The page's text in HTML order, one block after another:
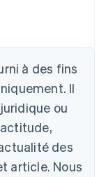
à des fins
Il
ou
des
article. Nous